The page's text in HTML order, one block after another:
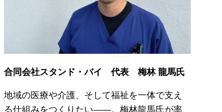
合同会社スタンド・バイ 代表 梅林 龍馬氏
地域の医療や介護、そして福祉を一体で支え
る仕組みをつくりたい――。梅林龍馬氏が率